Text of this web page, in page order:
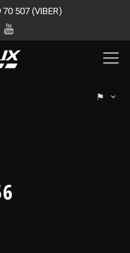
507 (VIBER)
⚑